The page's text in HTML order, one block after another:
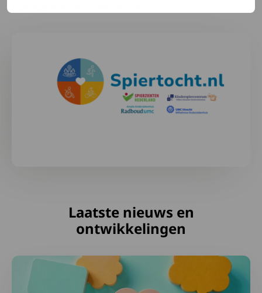
Laatste nieuws en
ontwikkelingen
Lees meer over Samen maken we het verschil: deel je